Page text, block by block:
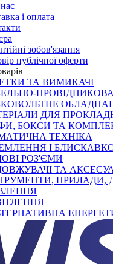
і оплата
зобов'язання
публічної оферти
ТА ВИМИКАЧІ
ДЛЯ
БОКСИ ТА
ТЕХНІКА
І
РОЗ'ЄМИ
ТА
ПРИЛАДИ,